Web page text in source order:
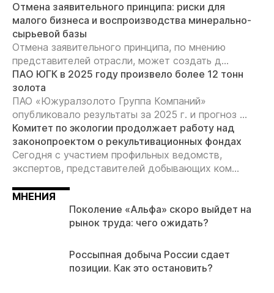
Отмена заявительного принципа: риски для
малого бизнеса и воспроизводства минерально-
сырьевой базы
Отмена заявительного принципа, по мнению
представителей отрасли, может создать д...
ПАО ЮГК в 2025 году произвело более 12 тонн
золота
ПАО «Южуралзолото Группа Компаний»
опубликовало результаты за 2025 г. и прогноз ...
Комитет по экологии продолжает работу над
законопроектом о рекультивационных фондах
Сегодня с участием профильных ведомств,
экспертов, представителей добывающих ком...
МНЕНИЯ
Поколение «Альфа» скоро выйдет на
рынок труда: чего ожидать?
Россыпная добыча России сдает
позиции. Как это остановить?